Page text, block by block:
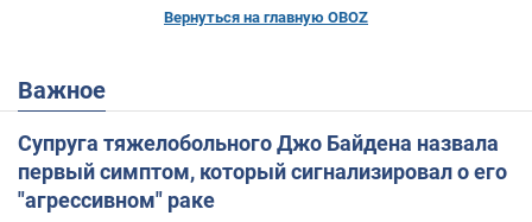
Вернуться на главную OBOZ
Важное
Супруга тяжелобольного Джо Байдена назвала
первый симптом, который сигнализировал о его
"агрессивном" раке